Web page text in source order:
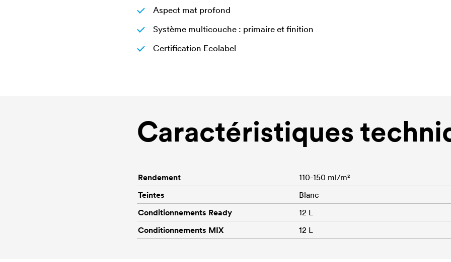
Aspect mat profond
Système multicouche : primaire et finition
Certification Ecolabel
Caractéristiques
Rendement
110-150 ml/m²
Teintes
Blanc
Conditionnements Ready
12 L
Conditionnements MIX
12 L